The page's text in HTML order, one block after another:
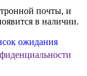
почты, и
в наличии.
ожидания